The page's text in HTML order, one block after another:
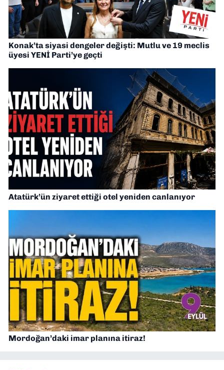
Konak’ta siyasi dengeler değişti: Mutlu ve 19 meclis
üyesi YENİ Parti’ye geçti
Atatürk’ün ziyaret ettiği otel yeniden canlanıyor
Mordoğan’daki imar planına itiraz!